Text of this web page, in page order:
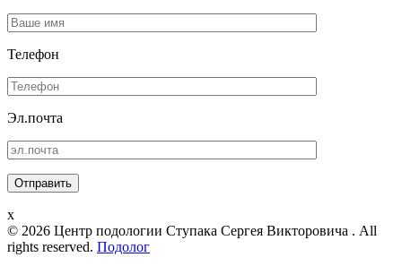
Телефон
Эл.почта
x
© 2026 Центр подологии Ступака Сергея Викторовича . All
rights reserved. Подолог